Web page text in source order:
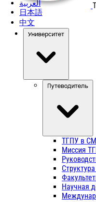
العربية
日本語
中文
Университет
Путеводитель
ТГПУ в
Миссия
Научная